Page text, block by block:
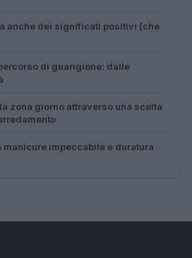
anche dei significati positivi (che
di guarigione: dalle
zona giorno attraverso una scelta
manicure impeccabile e duratura